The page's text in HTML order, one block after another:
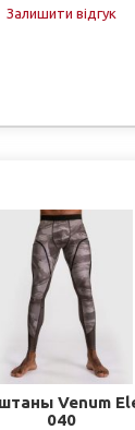
Залишити відгук
Venum
040